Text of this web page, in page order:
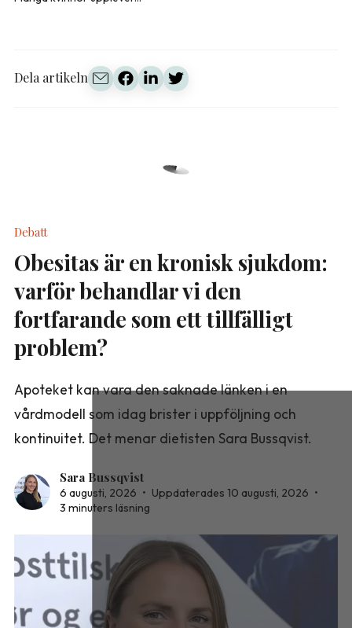
Dela artikeln
Debatt
Obesitas är en kronisk sjukdom:
varför behandlar vi den
fortfarande som ett tillfälligt
problem?
Apoteket kan vara den saknade länken i en
vårdmodell som idag brister i uppföljning och
kontinuitet. Det menar dietisten Sara Bussqvist.
Sara Bussqvist
6 augusti, 2026 • Uppdaterades 10 augusti, 2026 •
3 minuters läsning